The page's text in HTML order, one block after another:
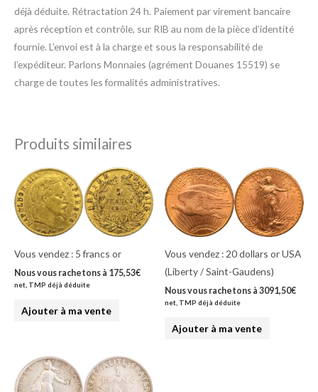
déjà déduite. Rétractation 24 h. Paiement par virement bancaire
après réception et contrôle, sur RIB au nom de la pièce d’identité
fournie. L’envoi est à la charge et sous la responsabilité de
l’expéditeur. Parlons Monnaies (agrément Douanes 15519) se
charge de toutes les formalités administratives.
Produits similaires
Vous vendez : 5 francs or
Nous vous rachetons à 175,53€
net, TMP déjà déduite
Ajouter à ma vente
Vous vendez : 20 dollars or USA
(Liberty / Saint-Gaudens)
Nous vous rachetons à 3091,50€
net, TMP déjà déduite
Ajouter à ma vente